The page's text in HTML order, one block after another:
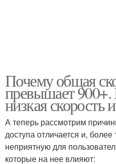
Почему общая
превышает
низкая скорость
А теперь рассмотрим
доступа отличается и, более
неприятную для
которые на нее влияют: